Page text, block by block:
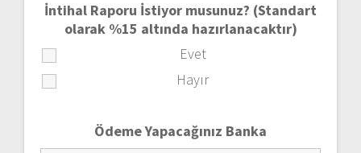
İntihal Raporu İstiyor musunuz? (Standart
olarak %15 altında hazırlanacaktır)
Evet
Hayır
Ödeme Yapacağınız Banka